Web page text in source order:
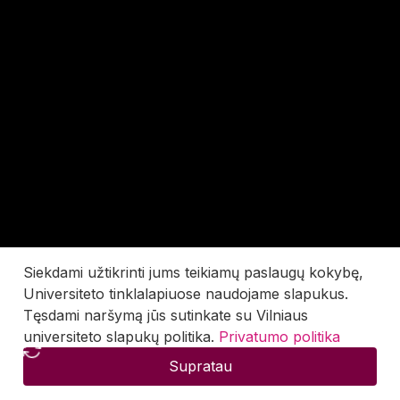
Siekdami užtikrinti jums teikiamų paslaugų kokybę,
Universiteto tinklalapiuose naudojame slapukus.
Tęsdami naršymą jūs sutinkate su Vilniaus
universiteto slapukų politika. Privatumo politika
Supratau